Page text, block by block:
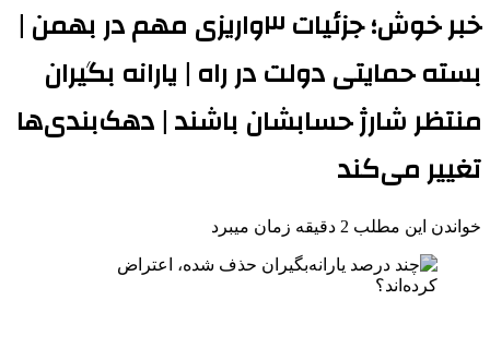
خبر خوش؛ جزئیات ۳واریزی مهم در بهمن |
بسته حمایتی دولت در راه | یارانه بگیران
منتظر شارژ حسابشان باشند | دهک‌بندی‌ها
تغییر می‌کند
خواندن این مطلب 2 دقیقه زمان میبرد